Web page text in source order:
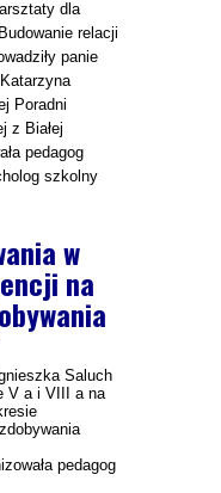
dla
relacji
panie
Poradni
z Białej
pedagog
szkolny
w
na
Saluch
V a i VIII a na
pedagog